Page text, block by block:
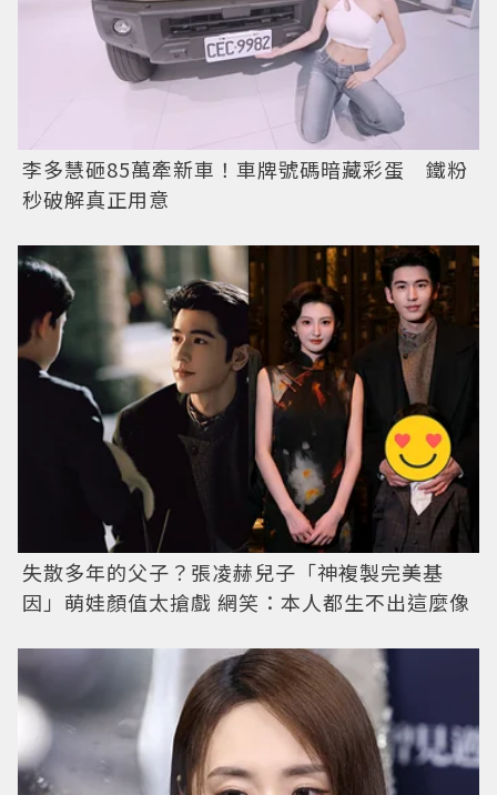
李多慧砸85萬牽新車！車牌號碼暗藏彩蛋 鐵粉
秒破解真正用意
失散多年的父子？張凌赫兒子「神複製完美基
因」萌娃顏值太搶戲 網笑：本人都生不出這麼像